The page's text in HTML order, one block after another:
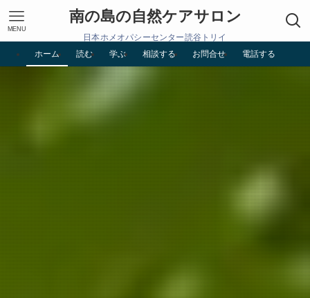
南の島の自然ケアサロン
日本ホメオパシーセンター読谷トリイ
MENU
ホーム 読む 学ぶ 相談する お問合せ 電話する